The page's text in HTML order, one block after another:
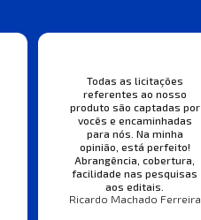
Todas as licitações
referentes ao nosso
produto são captadas por
vocês e encaminhadas
para nós. Na minha
opinião, está perfeito!
Abrangência, cobertura,
facilidade nas pesquisas
aos editais.
Ricardo Machado Ferreira